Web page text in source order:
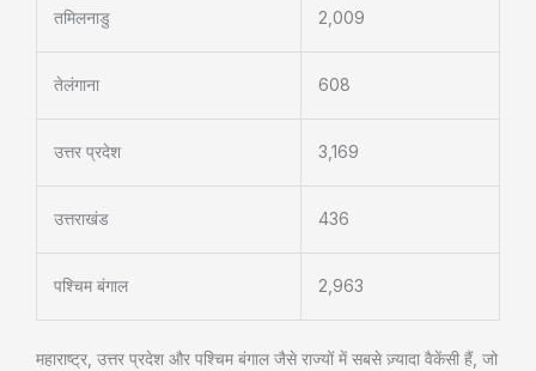
तमिलनाडु 2,009
तेलंगाना 608
उत्तर प्रदेश 3,169
उत्तराखंड 436
पश्चिम बंगाल 2,963
महाराष्ट्र, उत्तर प्रदेश और पश्चिम बंगाल जैसे राज्यों में सबसे ज़्यादा वैकेंसी हैं, जो